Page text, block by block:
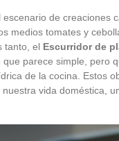
de creaciones
medios tomates y
tanto, el Escurridor de
parece simple, pero
de la cocina. Estos
vida doméstica,